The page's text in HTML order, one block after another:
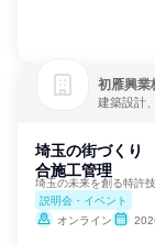
初雁興業
建築設計
埼玉の街づく
合施工管理
埼玉の未来を創る特許
説明会・イベント
オンライン